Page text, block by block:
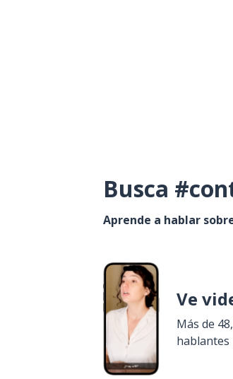
Busca
Aprende a hablar
Ve
Más de
hablantes